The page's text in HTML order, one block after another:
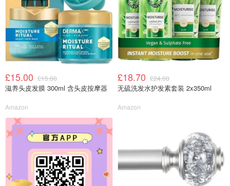
£15.00 £15.00
滋养头皮发膜 300ml 含头皮按摩器
Amazon
£18.70 £24.00
无硫洗发水护发素套装 2x350ml
Amazon